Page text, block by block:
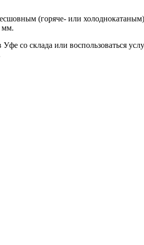
(горяче- или
мм.
со склада или воспользоваться